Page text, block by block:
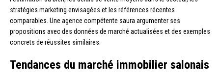
stratégies marketing envisagées et les références récentes
comparables. Une agence compétente saura argumenter ses
propositions avec des données de marché actualisées et des exemples
concrets de réussites similaires.
Tendances du marché immobilier salonais